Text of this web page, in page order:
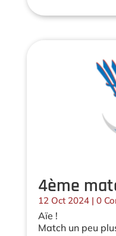
4ème
12 Oct 2024| 0
Aïe !
Match un peu